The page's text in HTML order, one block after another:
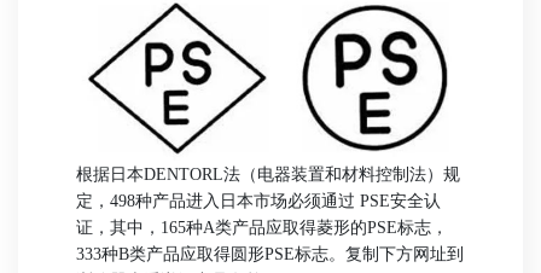
根据日本DENTORL法（电器装置和材料控制法）规
定，498种产品进入日本市场必须通过 PSE安全认
证，其中，165种A类产品应取得菱形的PSE标志，
333种B类产品应取得圆形PSE标志。 复制下方网址到